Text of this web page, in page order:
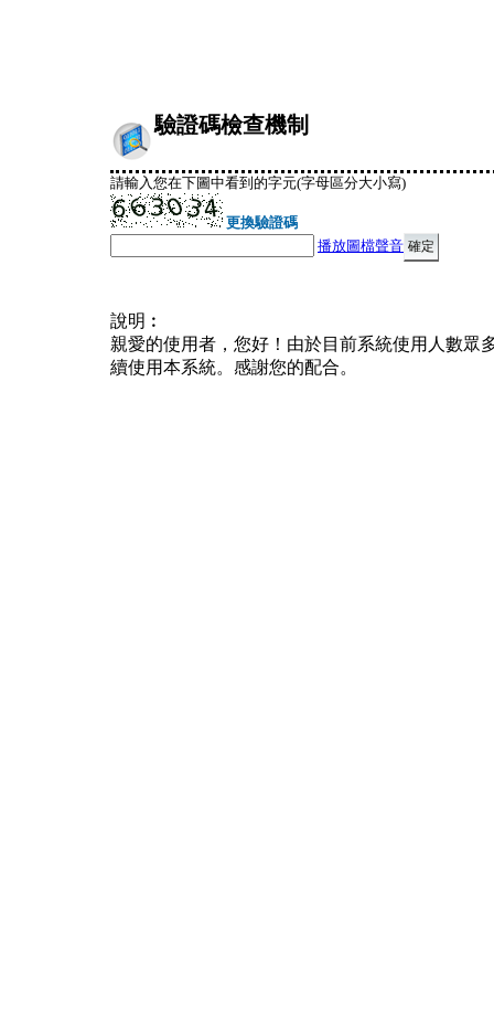
驗證碼檢查機制
請輸入您在下圖中看到的字元(字母區分大小寫)
更換驗證碼
播放圖檔聲音
說明︰
親愛的使用者，您好！由於目前系統使用人數眾
續使用本系統。感謝您的配合。